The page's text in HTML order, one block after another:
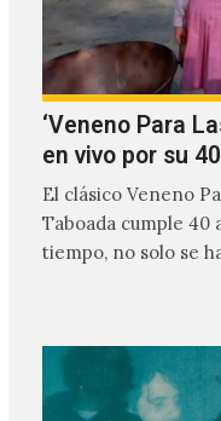
‘Veneno Para
en vivo por su
El clásico Veneno
Taboada cumple 40
tiempo, no solo se